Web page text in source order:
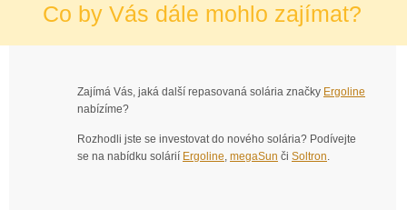
Co by Vás dále mohlo zajímat?
Zajímá Vás, jaká další repasovaná solária značky Ergoline
nabízíme?
Rozhodli jste se investovat do nového solária? Podívejte
se na nabídku solárií Ergoline, megaSun či Soltron.